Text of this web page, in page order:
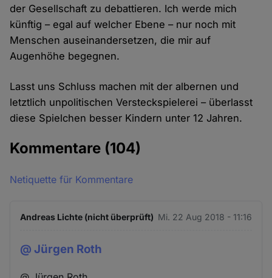
der Gesellschaft zu debattieren. Ich werde mich
künftig – egal auf welcher Ebene – nur noch mit
Menschen auseinandersetzen, die mir auf
Augenhöhe begegnen.
Lasst uns Schluss machen mit der albernen und
letztlich unpolitischen Versteckspielerei – überlasst
diese Spielchen besser Kindern unter 12 Jahren.
Kommentare (104)
Netiquette für Kommentare
Andreas Lichte (nicht überprüft) Mi. 22 Aug 2018 - 11:16
@ Jürgen Roth